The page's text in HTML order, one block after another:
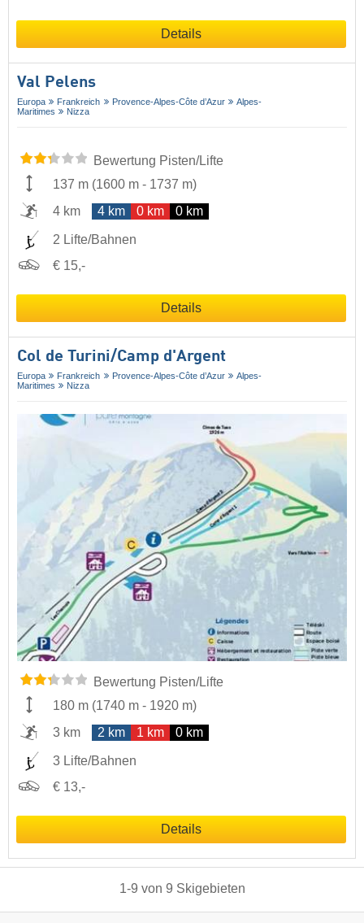
Details
Val Pelens
Europa Frankreich Provence-Alpes-Côte d’Azur
Alpes-
Maritimes
Nizza
Bewertung Pisten/Lifte
137 m (1600 m - 1737 m)
4 km
4 km 0 km 0 km
2 Lifte/Bahnen
€ 15,-
Details
Col de Turini/​Camp d'Argent
Europa Frankreich Provence-Alpes-Côte d’Azur
Alpes-
Maritimes
Nizza
Bewertung Pisten/Lifte
180 m (1740 m - 1920 m)
3 km
2 km 1 km 0 km
3 Lifte/Bahnen
€ 13,-
Details
1-9 von 9 Skigebieten